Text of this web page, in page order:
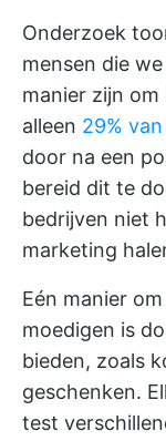
Onderzoek
mensen die
manier zijn om
alleen 29%
door na een
bereid dit te
bedrijven niet
marketing
Eén manier
moedigen is
bieden, zoals
geschenken.
test